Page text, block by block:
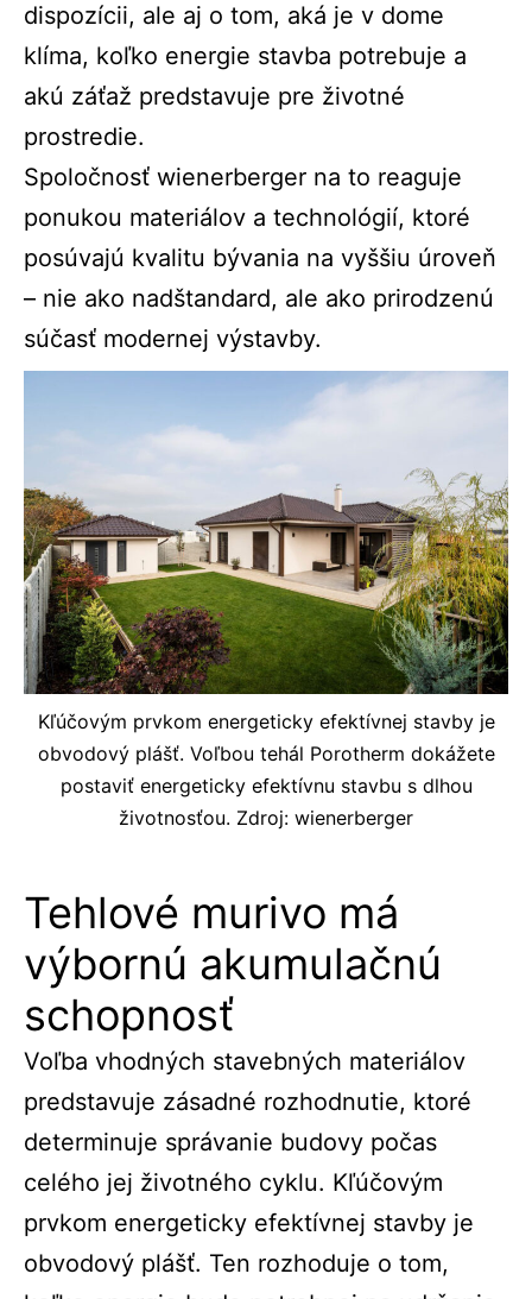
dispozícii, ale aj o tom, aká je v dome
klíma, koľko energie stavba potrebuje a
akú záťaž predstavuje pre životné
prostredie.
Spoločnosť wienerberger na to reaguje
ponukou materiálov a technológií, ktoré
posúvajú kvalitu bývania na vyššiu úroveň
– nie ako nadštandard, ale ako prirodzenú
súčasť modernej výstavby.
Kľúčovým prvkom energeticky efektívnej stavby je
obvodový plášť. Voľbou tehál Porotherm dokážete
postaviť energeticky efektívnu stavbu s dlhou
životnosťou. Zdroj: wienerberger
Tehlové murivo má
výbornú akumulačnú
schopnosť
Voľba vhodných stavebných materiálov
predstavuje zásadné rozhodnutie, ktoré
determinuje správanie budovy počas
celého jej životného cyklu. Kľúčovým
prvkom energeticky efektívnej stavby je
obvodový plášť. Ten rozhoduje o tom,